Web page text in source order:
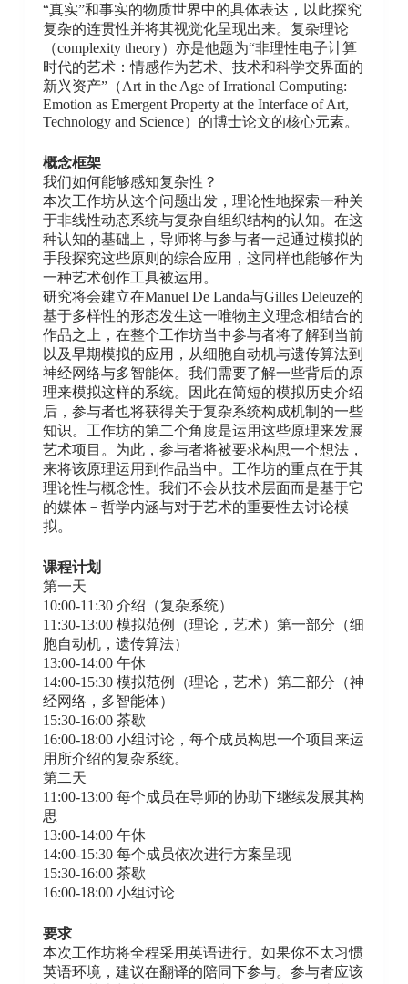
“真实”和事实的物质世界中的具体表达，以此探究
复杂的连贯性并将其视觉化呈现出来。复杂理论
（complexity theory）亦是他题为“非理性电子计算
时代的艺术：情感作为艺术、技术和科学交界面的
新兴资产”（Art in the Age of Irrational Computing:
Emotion as Emergent Property at the Interface of Art,
Technology and Science）的博士论文的核心元素。
概念框架
我们如何能够感知复杂性？
本次工作坊从这个问题出发，理论性地探索一种关
于非线性动态系统与复杂自组织结构的认知。在这
种认知的基础上，导师将与参与者一起通过模拟的
手段探究这些原则的综合应用，这同样也能够作为
一种艺术创作工具被运用。
研究将会建立在Manuel De Landa与Gilles Deleuze的
基于多样性的形态发生这一唯物主义理念相结合的
作品之上，在整个工作坊当中参与者将了解到当前
以及早期模拟的应用，从细胞自动机与遗传算法到
神经网络与多智能体。我们需要了解一些背后的原
理来模拟这样的系统。因此在简短的模拟历史介绍
后，参与者也将获得关于复杂系统构成机制的一些
知识。工作坊的第二个角度是运用这些原理来发展
艺术项目。为此，参与者将被要求构思一个想法，
来将该原理运用到作品当中。工作坊的重点在于其
理论性与概念性。我们不会从技术层面而是基于它
的媒体－哲学内涵与对于艺术的重要性去讨论模
拟。
课程计划
第一天
10:00-11:30 介绍（复杂系统）
11:30-13:00 模拟范例（理论，艺术）第一部分（细
胞自动机，遗传算法）
13:00-14:00 午休
14:00-15:30 模拟范例（理论，艺术）第二部分（神
经网络，多智能体）
15:30-16:00 茶歇
16:00-18:00 小组讨论，每个成员构思一个项目来运
用所介绍的复杂系统。
第二天
11:00-13:00 每个成员在导师的协助下继续发展其构
思
13:00-14:00 午休
14:00-15:30 每个成员依次进行方案呈现
15:30-16:00 茶歇
16:00-18:00 小组讨论
要求
本次工作坊将全程采用英语进行。如果你不太习惯
英语环境，建议在翻译的陪同下参与。参与者应该